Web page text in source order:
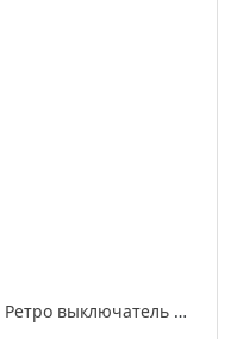
Ретро выключатель фарфоровый поворотный перекрестный, серия «МезонинЪ», разборная конструкция